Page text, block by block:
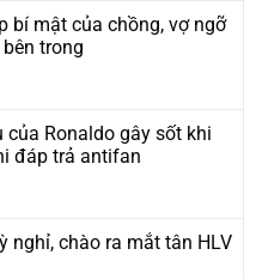
bí mật của chồng, vợ ngỡ
trong
của Ronaldo gây sốt khi
đáp trả antifan
nghỉ, chào ra mắt tân HLV